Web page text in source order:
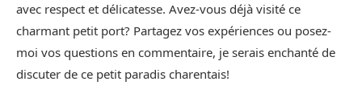
avec respect et délicatesse. Avez-vous déjà visité ce
charmant petit port? Partagez vos expériences ou posez-
moi vos questions en commentaire, je serais enchanté de
discuter de ce petit paradis charentais!